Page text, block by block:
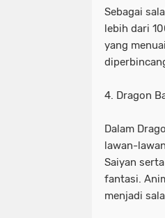
Sebagai
lebih dari
yang
4. Dragon
Dalam
lawan-
Saiyan
fantasi.
menjadi